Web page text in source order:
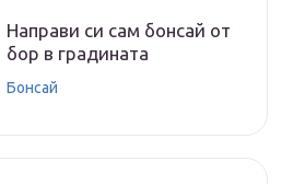
Направи си сам бонсай от
бор в градината
Бонсай